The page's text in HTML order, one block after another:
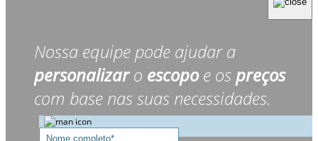
Nossa equipe pode ajudar a
personalizaro escopoe ospreços
com base nas suas necessidades.